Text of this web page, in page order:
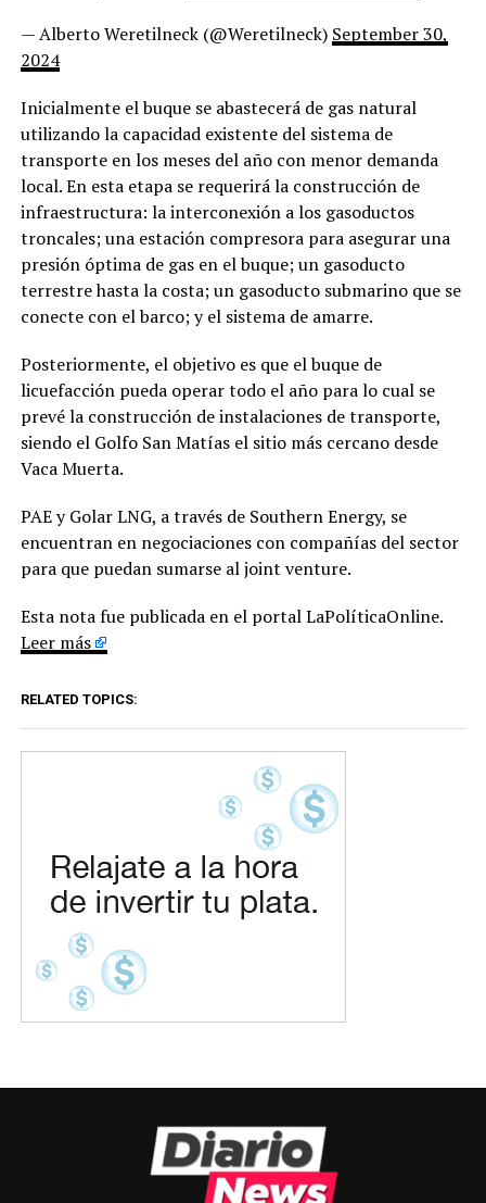
— Alberto Weretilneck (@Weretilneck) September 30,
2024
Inicialmente el buque se abastecerá de gas natural
utilizando la capacidad existente del sistema de
transporte en los meses del año con menor demanda
local. En esta etapa se requerirá la construcción de
infraestructura: la interconexión a los gasoductos
troncales; una estación compresora para asegurar una
presión óptima de gas en el buque; un gasoducto
terrestre hasta la costa; un gasoducto submarino que se
conecte con el barco; y el sistema de amarre.
Posteriormente, el objetivo es que el buque de
licuefacción pueda operar todo el año para lo cual se
prevé la construcción de instalaciones de transporte,
siendo el Golfo San Matías el sitio más cercano desde
Vaca Muerta.
PAE y Golar LNG, a través de Southern Energy, se
encuentran en negociaciones con compañías del sector
para que puedan sumarse al joint venture.
Esta nota fue publicada en el portal LaPolíticaOnline.
Leer más
RELATED TOPICS: